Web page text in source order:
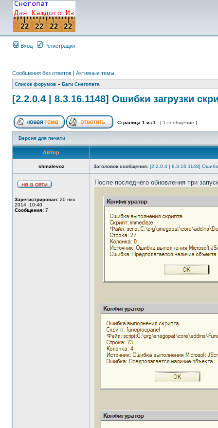
Вход Регистрация
Сообщения без ответов | Активные темы
Список форумов » Баги Снегопата
[2.2.0.4 | 8.3.16.1148] Ошибки загрузки
Страница 1 из 1 [ 1 сообщение ]
Версия для печати
Автор
shmalevoz Заголовок сообщения: [2.2.0.4 | 8.3.16.1148]
Зарегистрирован: 20 янв
2014, 10:40
Сообщения: 7
После последнего обновления при